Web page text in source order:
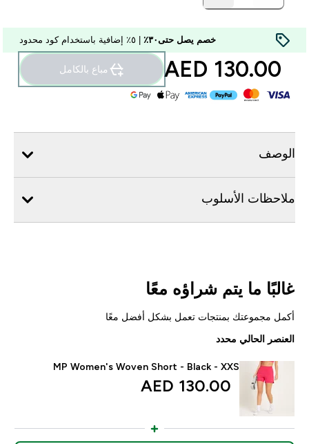
خصم يصل حتى٣٠٪
130.00 AED‎ مباع بالكامل
الوصف
ملاحظات الأسلوب
غالبًا ما يتم شراؤه معًا
أكمل مجموعتك بمنتجات تعمل بشكل أفضل معًا
العنصر الحالي محدد
MP Women's Woven Short - Black - XXS
130.00 AED‎